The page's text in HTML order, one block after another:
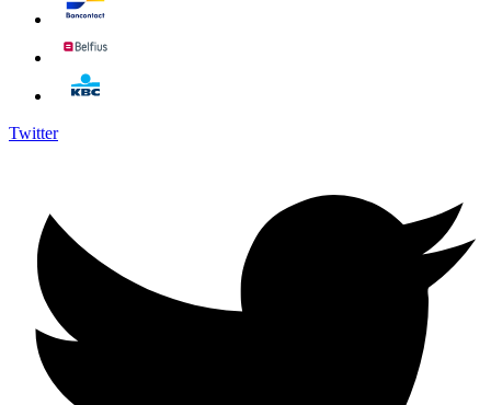
Twitter